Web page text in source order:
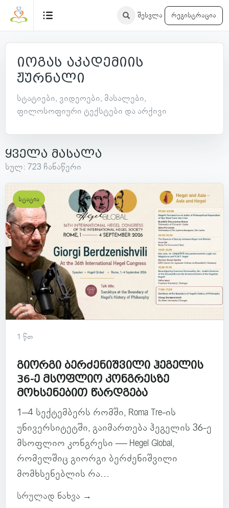
შესვლა რეგისტრაცია
იოგას აკადემიის
ჟურნალი
სტატიები, ვიდეოები, მასალები,
ფილოსოფიური ტექსტები და არქივი
ყველა მასალა
სულ: 723 ჩანაწერი
სტატია
1 წთ
გიორგი ბერძენიშვილი ჰეგელის
36-ე მსოფლიო კონგრესზე
მოხსენებით წარდგება
1–4 სექტემბერს რომში, Roma Tre-ის
უნივერსიტეტში, გაიმართება ჰეგელის 36-ე
მსოფლიო კონგრესი — Hegel Global,
რომელშიც გიორგი ბერძენიშვილი
მომხსენებლის რა...
სრულად ნახვა →